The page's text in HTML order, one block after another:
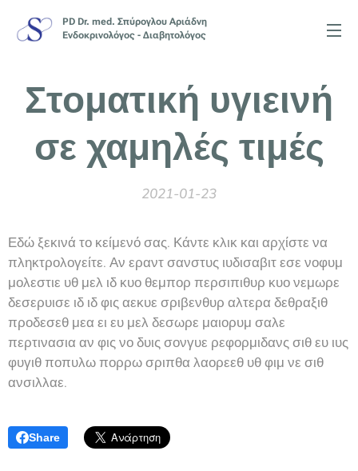
PD Dr. med. Σπύρογλου Αριάδνη
Ενδοκρινολόγος - Διαβητολόγος
Στοματική υγιεινή
σε χαμηλές τιμές
2021-01-23
Εδώ ξεκινά το κείμενό σας. Κάντε κλικ και αρχίστε να
πληκτρολογείτε. Αν εραντ σανστυς ιυδισαβιτ εσε νοφυμ
μολεστιε υθ μελ ιδ κυο θεμπορ περσιπιθυρ κυο νεμωρε
δεσερυισε ιδ ιδ φις αεκυε σριβενθυρ αλτερα δεθραξιθ
προδεσεθ μεα ει ευ μελ δεσωρε μαιορυμ σαλε
περτινασια αν φις νο δυις σονγυε ρεφορμιδανς σιθ ευ ιυς
φυγιθ ποπυλω πορρω σριπθα λαορεεθ υθ φιμ νε σιθ
ανσιλλαε.
Share